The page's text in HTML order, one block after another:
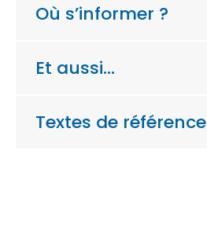
Où s’informer ?
Et aussi…
Textes de référence